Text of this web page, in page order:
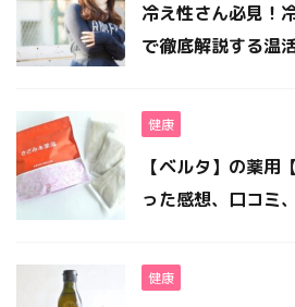
冷え性さん必見！
で徹底解説する温
健康
【ベルタ】の薬用
った感想、口コミ
健康